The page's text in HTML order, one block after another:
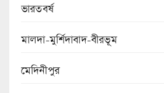
ভারতবর্ষ
মালদা-মুর্শিদাবাদ-বীরভূম
মেদিনীপুর